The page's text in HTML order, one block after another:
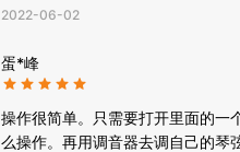
2022-06-02
蛋*峰
操作很简单。只需要打开里面的一
么操作。再用调音器去调自己的琴